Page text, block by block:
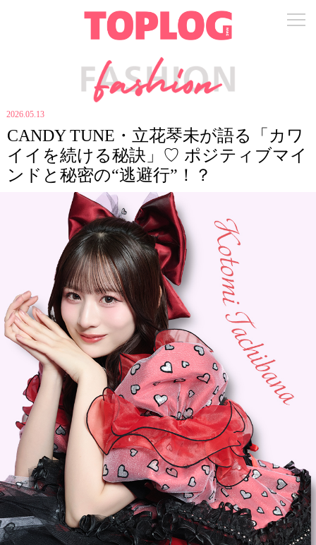
2026.05.13
CANDY TUNE・立花琴未が語る「カワ
イイを続ける秘訣」♡ ポジティブマイ
ンドと秘密の“逃避行”！？